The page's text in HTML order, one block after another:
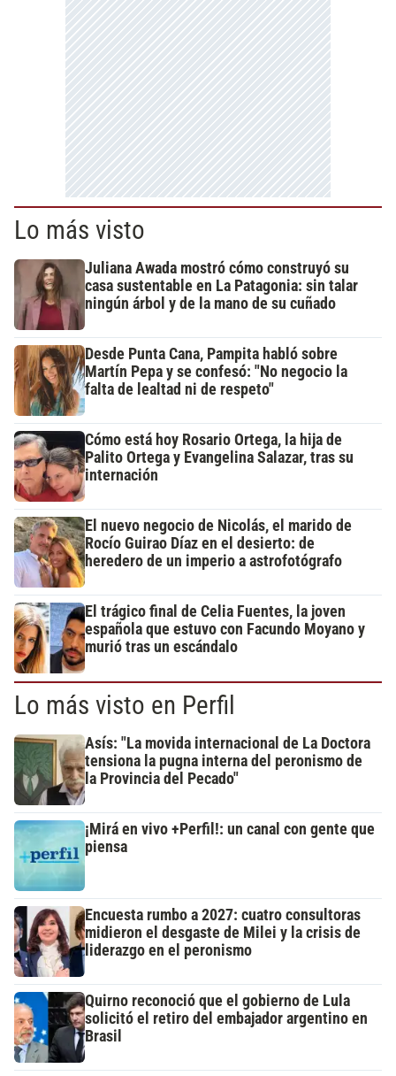
Lo más visto
Juliana Awada mostró cómo construyó su
casa sustentable en La Patagonia: sin talar
ningún árbol y de la mano de su cuñado
Desde Punta Cana, Pampita habló sobre
Martín Pepa y se confesó: "No negocio la
falta de lealtad ni de respeto"
Cómo está hoy Rosario Ortega, la hija de
Palito Ortega y Evangelina Salazar, tras su
internación
El nuevo negocio de Nicolás, el marido de
Rocío Guirao Díaz en el desierto: de
heredero de un imperio a astrofotógrafo
El trágico final de Celia Fuentes, la joven
española que estuvo con Facundo Moyano y
murió tras un escándalo
Lo más visto en Perfil
Asís: "La movida internacional de La Doctora
tensiona la pugna interna del peronismo de
la Provincia del Pecado"
¡Mirá en vivo +Perfil!: un canal con gente que
piensa
Encuesta rumbo a 2027: cuatro consultoras
midieron el desgaste de Milei y la crisis de
liderazgo en el peronismo
Quirno reconoció que el gobierno de Lula
solicitó el retiro del embajador argentino en
Brasil